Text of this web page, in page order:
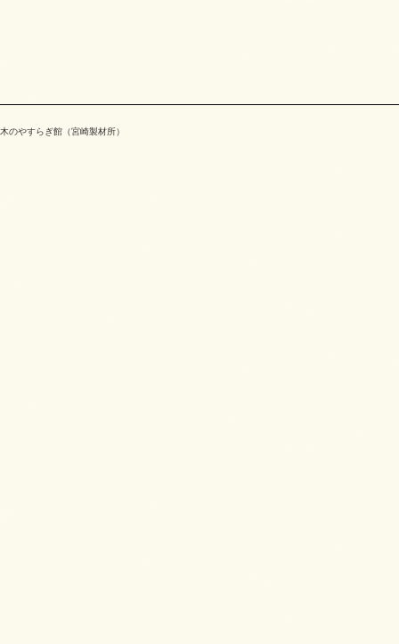
木のやすらぎ館（宮崎製材所）